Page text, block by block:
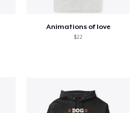
Animations of love
$22